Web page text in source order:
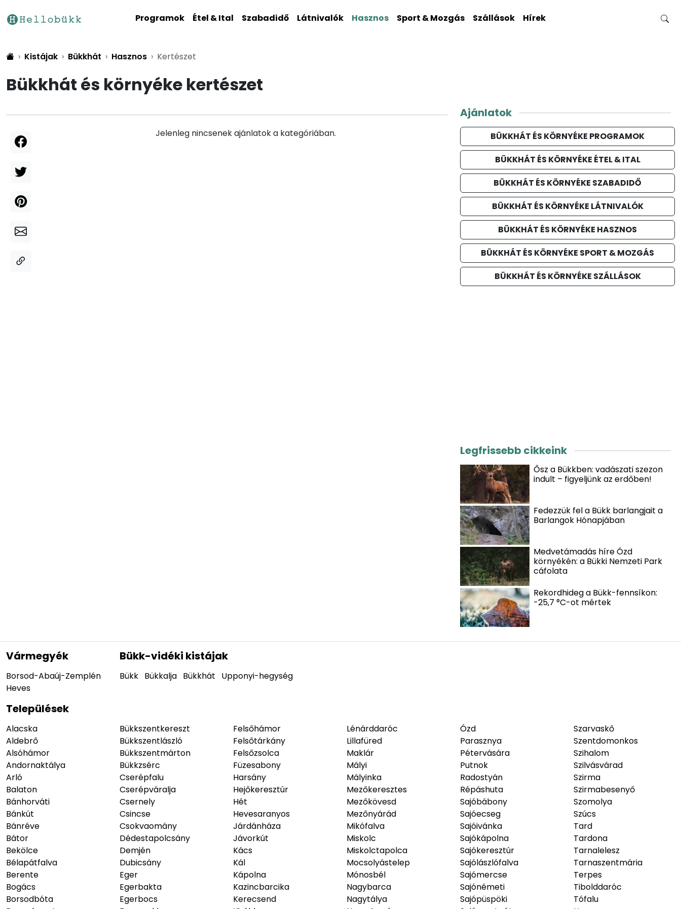
Programok Étel & Ital Szabadidő Látnivalók Hasznos Sport & Mozgás Szállások Hírek
Kistájak Bükkhát Hasznos Kertészet
Bükkhát és környéke kertészet
Jelenleg nincsenek ajánlatok a kategóriában.
Ajánlatok
BÜKKHÁT ÉS KÖRNYÉKE PROGRAMOK
BÜKKHÁT ÉS KÖRNYÉKE ÉTEL & ITAL
BÜKKHÁT ÉS KÖRNYÉKE SZABADIDŐ
BÜKKHÁT ÉS KÖRNYÉKE LÁTNIVALÓK
BÜKKHÁT ÉS KÖRNYÉKE HASZNOS
BÜKKHÁT ÉS KÖRNYÉKE SPORT & MOZGÁS
BÜKKHÁT ÉS KÖRNYÉKE SZÁLLÁSOK
Legfrissebb cikkeink
Ősz a Bükkben: vadászati szezon
indult – figyeljünk az erdőben!
Fedezzük fel a Bükk barlangjait a
Barlangok Hónapjában
Medvetámadás híre Ózd
környékén: a Bükki Nemzeti Park
cáfolata
Rekordhideg a Bükk-fennsíkon:
-25,7 °C-ot mértek
Vármegyék
Borsod-Abaúj-Zemplén
Heves
Bükk-vidéki kistájak
Bükk Bükkalja Bükkhát Upponyi-hegység
Települések
Alacska
Aldebrő
Alsóhámor
Andornaktálya
Arló
Balaton
Bánhorváti
Bánkút
Bánréve
Bátor
Bekölce
Bélapátfalva
Berente
Bogács
Borsodbóta
Bükkszentkereszt
Bükkszentlászló
Bükkszentmárton
Bükkzsérc
Cserépfalu
Cserépváralja
Csernely
Csincse
Csokvaomány
Dédestapolcsány
Demjén
Dubicsány
Eger
Egerbakta
Egerbocs
Felsőhámor
Felsőtárkány
Felsőzsolca
Füzesabony
Harsány
Hejőkeresztúr
Hét
Hevesaranyos
Járdánháza
Jávorkút
Kács
Kál
Kápolna
Kazincbarcika
Kerecsend
Lénárddaróc
Lillafüred
Maklár
Mályi
Mályinka
Mezőkeresztes
Mezőkövesd
Mezőnyárád
Mikófalva
Miskolc
Miskolctapolca
Mocsolyástelep
Mónosbél
Nagybarca
Nagytálya
Ózd
Parasznya
Pétervására
Putnok
Radostyán
Répáshuta
Sajóbábony
Sajóecseg
Sajóivánka
Sajókápolna
Sajókeresztúr
Sajólászlófalva
Sajómercse
Sajónémeti
Sajópüspöki
Szarvaskő
Szentdomonkos
Szihalom
Szilvásvárad
Szirma
Szirmabesenyő
Szomolya
Szúcs
Tard
Tardona
Tarnalelesz
Tarnaszentmária
Terpes
Tibolddaróc
Tófalu